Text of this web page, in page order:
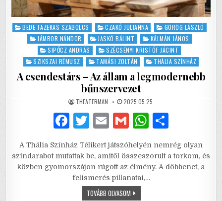
Posted
BEDE-FAZEKAS SZABOLCS CZAKÓ JULIANNA
GÖRÖG LÁSZLÓ
JÁMBOR NÁNDOR
JASKÓ BÁLINT
KÁLMÁN JÁNOS
SIPŐCZ ANDRÁS
SZÉCSÉNYI KRISTÓF JÁCINT
SZIKSZAI RÉMUSZ
TAMÁSI ZOLTÁN THÁLIA SZÍNHÁZ
A csendestárs – Az állam a legmodernebb
bűnszervezet
AUTHOR:
THEATERMAN PUBLISHED
DATE:
2025.05.25.
F
c
e
b
T
it
te
r
E
ai
l
G
ai
l
W
at
s
ar
e
A Thália Színház Télikert játszóhelyén nemrég olyan
színdarabot mutattak be, amitől összeszorult a torkom, és
közben gyomorszájon rúgott az élmény. A döbbenet, a
felismerés pillanatai,…
TOVÁBB OLVASOMA
CSENDESTÁRS